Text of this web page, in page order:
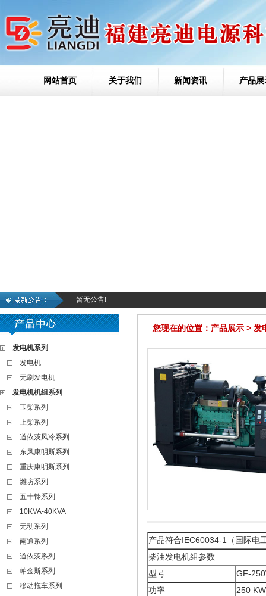
网站首页 关于我们 新闻资讯 产品展
暂无公告!
发电机系列
发电机
无刷发电机
发电机机组系列
玉柴系列
上柴系列
道依茨风冷系列
东风康明斯系列
重庆康明斯系列
潍坊系列
五十铃系列
10KVA-40KVA
无动系列
南通系列
道依茨系列
帕金斯系列
移动拖车系列
您现在的位置：产品展示 > 发
产品符合IEC60034-1（国际电
柴油发电机组参数
型号
GF-
功率
250 KW